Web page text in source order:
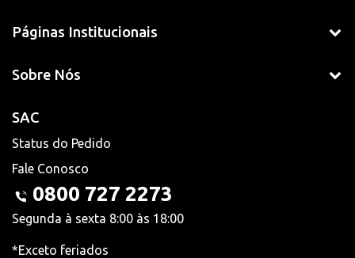
Páginas Institucionais
Sobre Nós
SAC
Status do Pedido
Fale Conosco
0800 727 2273
Segunda à sexta 8:00 às 18:00
*Exceto feriados